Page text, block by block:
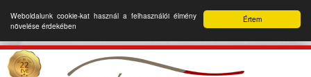
Értem
Weboldalunk cookie-kat használ a felhasználói élmény
növelése érdekében